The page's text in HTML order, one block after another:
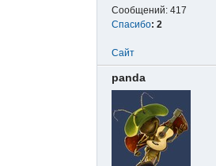
Сообщений: 417
Спасибо: 2
Сайт
panda